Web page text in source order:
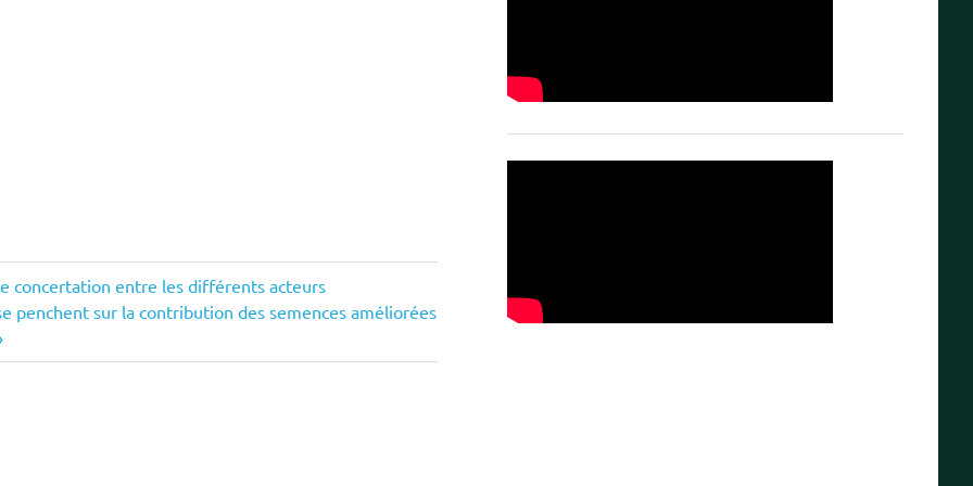
concertation entre les différents acteurs
penchent sur la contribution des semences améliorées